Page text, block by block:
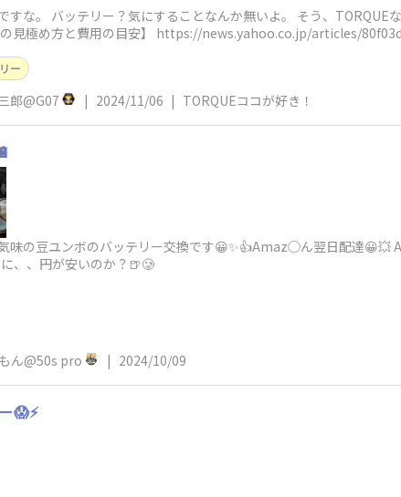
テリー？気にすることなんか無いよ。 そう、TORQUEならね。 オトナライフ【スマホのバッテ
見極め方と費用の目安】 https://news.yahoo.co.jp/articles/
ー
郎@G07 | 2024/11/06 | TORQUEココが好き！
味の豆ユンボのバッテリー交換です😀✨👍Amaz◯ん翌日配達😀💥 A
、、円が安いのか？🍺🥲
ん@50s pro | 2024/10/09
😱⚡